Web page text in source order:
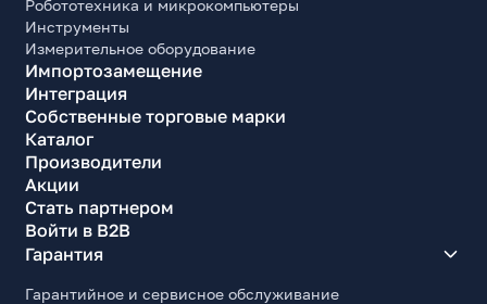
Робототехника и микрокомпьютеры
Инструменты
Измерительное оборудование
Импортозамещение
Интеграция
Собственные торговые марки
Каталог
Производители
Акции
Стать партнером
Войти в B2B
Гарантия
Гарантийное и сервисное обслуживание